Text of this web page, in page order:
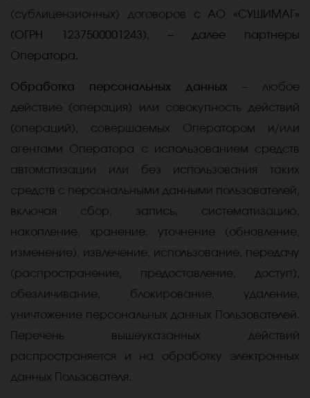
(сублицензионных) договоров с АО «СУШИМАГ»
(ОГРН 1237500001243), – далее партнеры
Оператора.
Обработка персональных данных –
любое
действие (операция) или совокупность действий
(операций), совершаемых Оператором и/или
агентами Оператора с использованием средств
автоматизации или без использования таких
средств с персональными данными пользователей,
включая сбор, запись, систематизацию,
накопление, хранение, уточнение (обновление,
изменение), извлечение, использование, передачу
(распространение, предоставление, доступ),
обезличивание, блокирование, удаление,
уничтожение персональных данных Пользователей.
Перечень вышеуказанных действий
распространяется и на обработку электронных
данных Пользователя.